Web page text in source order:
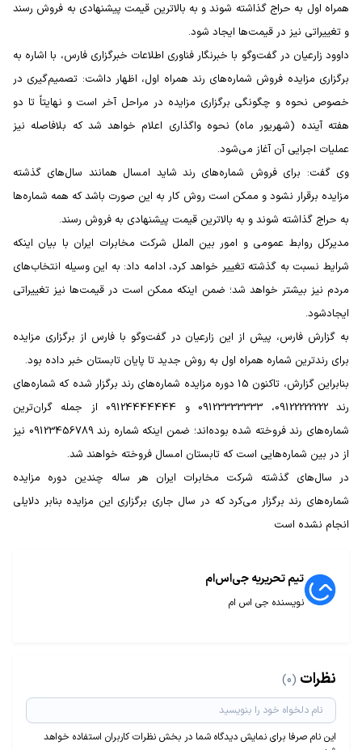
همراه اول به حراج گذاشته شوند و به بالاترین قیمت پیشنهادی به فروش رسند
و تغییراتی نیز در قیمت‌ها ایجاد شود.
داوود زارعیان در گفت‌وگو با خبرنگار فناوری اطلاعات خبرگزاری فارس، با اشاره به
برگزاری مزایده فروش شماره‌های رند همراه اول، اظهار داشت: تصمیم‌گیری در
خصوص نحوه‌ و چگونگی برگزاری مزایده در مراحل آخر است و نهایتاً تا دو
هفته آینده (شهریور ماه) نحوه واگذاری اعلام خواهد شد كه بلافاصله نیز
عملیات اجرایی آن آغاز می‌شود.
وی گفت: برای فروش شماره‌های رند شاید امسال همانند سال‌های گذشته
مزایده‌ برقرار نشود و ممكن است روش كار به این صورت باشد كه همه شماره‌ها
به حراج گذاشته شوند و به بالاترین قیمت پیشنهادی به فروش رسند.
مدیركل روابط عمومی و امور بین الملل شركت مخابرات ایران با بیان اینكه
شرایط نسبت به گذشته تغییر خواهد كرد، ادامه داد: به این وسیله انتخاب‌های
مردم نیز بیشتر خواهد شد؛ ضمن اینكه ممكن است در قیمت‌ها نیز تغییراتی
ایجادشود.
به گزارش فارس، پیش از این زارعیان در گفت‌وگو با فارس از برگزاری مزایده
برای رندترین شماره همراه اول به روش جدید تا پایان تابستان خبر داده بود.
بنابراین گزارش، تاكنون 15 دوره مزایده شماره‌های رند برگزار شده كه شماره‌های
رند 09122222222، ‌09123333333 و 09124444444 از جمله گران‌ترین
شماره‌های رند فروخته شده بوده‌اند؛ ضمن اینكه شماره رند 09123456789 نیز
از در بین شماره‌هایی است كه تابستان امسال فروخته خواهند شد.
در سال‌های گذشته شركت مخابرات ایران هر ساله چندین دوره مزایده
شماره‌های رند برگزار می‌كرد كه در سال جاری برگزاری این مزایده بنابر دلایلی
انجام نشده است
تیم تحریریه جی‌اس‌ام
نویسنده جی اس ام
نظرات (0)
این نام صرفا برای نمایش دیدگاه شما در بخش نظرات کاربران استفاده خواهد